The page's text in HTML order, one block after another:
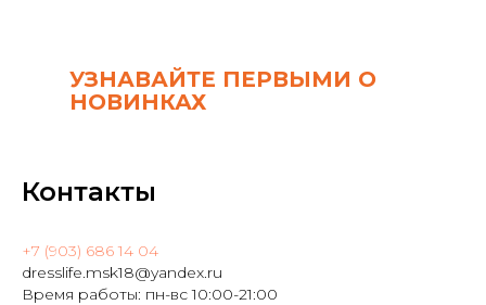
УЗНАВАЙТЕ ПЕРВЫМИ О
НОВИНКАХ
Контакты
+7 (903) 686 14 04
dresslife.msk18@yandex.ru
Время работы: пн-вс 10:00-21:00